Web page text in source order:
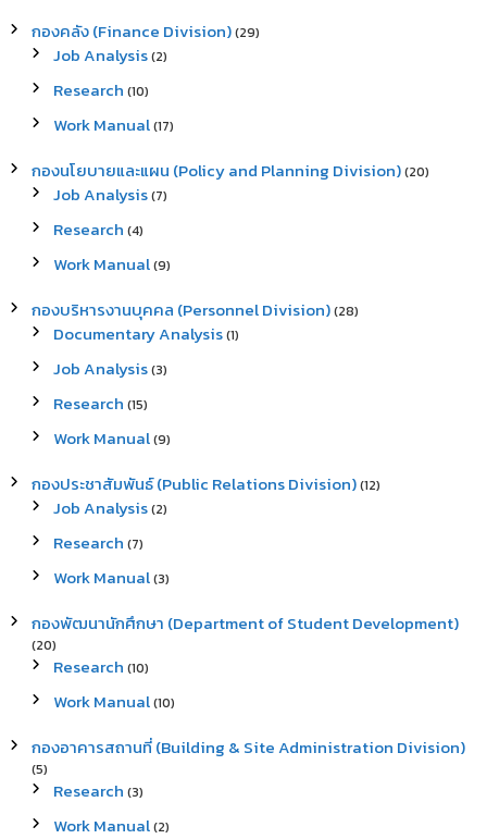
กองคลัง (Finance Division)(29)
Job Analysis(2)
Research (10)
Work Manual(17)
กองนโยบายและแผน (Policy and Planning Division)(20)
Job Analysis(7)
Research (4)
Work Manual(9)
กองบริหารงานบุคคล (Personnel Division)(28)
Documentary Analysis(1)
Job Analysis(3)
Research (15)
Work Manual(9)
กองประชาสัมพันธ์ (Public Relations Division)(12)
Job Analysis(2)
Research (7)
Work Manual(3)
กองพัฒนานักศึกษา (Department of Student Development)
(20)
Research (10)
Work Manual(10)
กองอาคารสถานที่ (Building & Site Administration Division)
(5)
Research (3)
Work Manual(2)